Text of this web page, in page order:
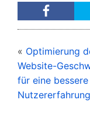
« Optimierung
Website-
für eine bessere
Nutzererfahrung